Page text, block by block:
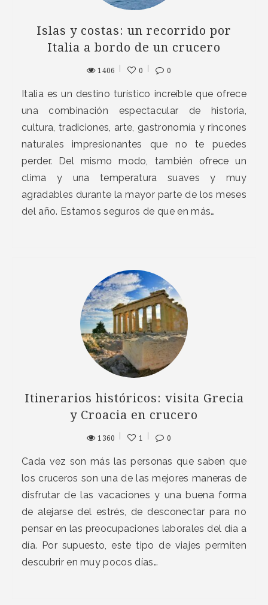
Islas y costas: un recorrido por
Italia a bordo de un crucero
1406 0 0
Italia es un destino turístico increíble que ofrece
una combinación espectacular de historia,
cultura, tradiciones, arte, gastronomía y rincones
naturales impresionantes que no te puedes
perder. Del mismo modo, también ofrece un
clima y una temperatura suaves y muy
agradables durante la mayor parte de los meses
del año. Estamos seguros de que en más…
Itinerarios históricos: visita Grecia
y Croacia en crucero
1360 1 0
Cada vez son más las personas que saben que
los cruceros son una de las mejores maneras de
disfrutar de las vacaciones y una buena forma
de alejarse del estrés, de desconectar para no
pensar en las preocupaciones laborales del día a
día. Por supuesto, este tipo de viajes permiten
descubrir en muy pocos días…